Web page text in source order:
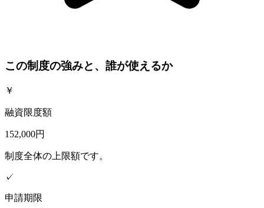
この制度の強みと、誰が使えるか
￥
融資限度額
152,000円
制度全体の上限額です。
✓
申請期限